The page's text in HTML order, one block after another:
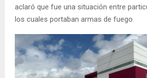
aclaró que fue una situación entre
los cuales portaban armas de fuego.